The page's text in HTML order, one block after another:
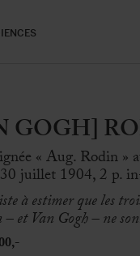
GOGH]
« Aug. Rodin »
juillet 1904, 2 p.
à estimer que les
et Van Gogh – ne